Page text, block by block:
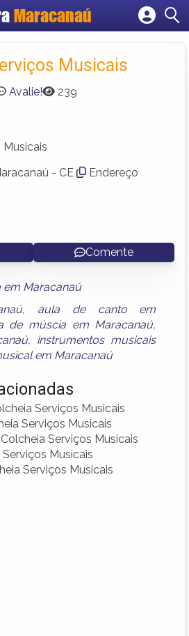
Maracanaú
Cadastrar empresa
Criar contaMusicais
Avalie! 239
Musicais
- CE
Endereço
Comente
em Maracanaú
, aula de canto em
de múscia em Maracanaú,
, instrumentos musicais
em Maracanaú
Serviços Musicais
Serviços Musicais
Serviços Musicais
Musicais
Serviços Musicais